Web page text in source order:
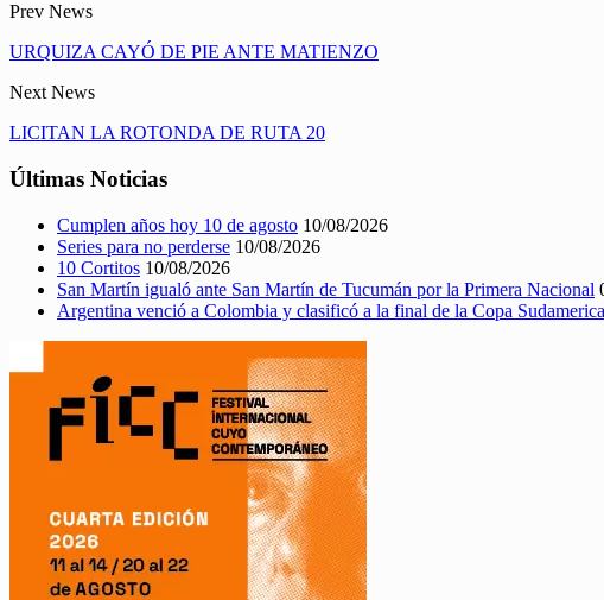
Prev News
URQUIZA CAYÓ DE PIE ANTE MATIENZO
Next News
LICITAN LA ROTONDA DE RUTA 20
Últimas Noticias
Cumplen años hoy 10 de agosto 10/08/2026
Series para no perderse 10/08/2026
10 Cortitos 10/08/2026
San Martín igualó ante San Martín de Tucumán por la Primera Nacional
Argentina venció a Colombia y clasificó a la final de la Copa